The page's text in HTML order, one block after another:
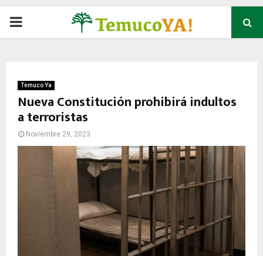
P
M
A
Temuco Ya
Nueva Constitución prohibirá indultos
a terroristas
Noviembre 29, 2023